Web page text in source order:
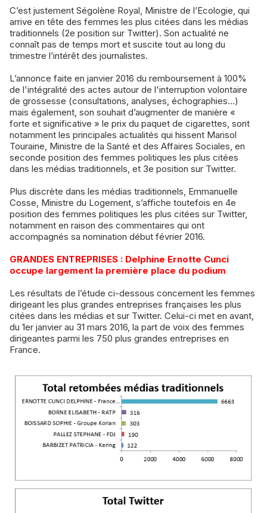
C’est justement Ségolène Royal, Ministre de l’Ecologie, qui
arrive en tête des femmes les plus citées dans les médias
traditionnels (2e position sur Twitter). Son actualité ne
connaît pas de temps mort et suscite tout au long du
trimestre l’intérêt des journalistes.
L’annonce faite en janvier 2016 du remboursement à 100%
de l'intégralité des actes autour de l'interruption volontaire
de grossesse (consultations, analyses, échographies...)
mais également, son souhait d’augmenter de manière «
forte et significative » le prix du paquet de cigarettes, sont
notamment les principales actualités qui hissent Marisol
Touraine, Ministre de la Santé et des Affaires Sociales, en
seconde position des femmes politiques les plus citées
dans les médias traditionnels, et 3e position sur Twitter.
Plus discrète dans les médias traditionnels, Emmanuelle
Cosse, Ministre du Logement, s’affiche toutefois en 4e
position des femmes politiques les plus citées sur Twitter,
notamment en raison des commentaires qui ont
accompagnés sa nomination début février 2016.
GRANDES ENTREPRISES : Delphine Ernotte Cunci
occupe largement la première place du podium
Les résultats de l’étude ci-dessous concernent les femmes
dirigeant les plus grandes entreprises françaises les plus
citées dans les médias et sur Twitter. Celui-ci met en avant,
du 1er janvier au 31 mars 2016, la part de voix des femmes
dirigeantes parmi les 750 plus grandes entreprises en
France.